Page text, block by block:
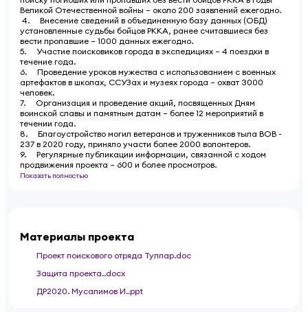
Великой Отечественной войны – около 200 заявлений ежегодно.
4. Внесение сведений в объединенную базу данных (ОБД)
установленные судьбы бойцов РККА, ранее считавшиеся без
вести пропавшие – 1000 данных ежегодно.
5. Участие поисковиков города в экспедициях – 4 поездки в
течение года.
6. Проведение уроков мужества с использованием с военных
артефактов в школах, ССУЗах и музеях города – охват 3000
человек.
7. Организация и проведение акций, посвященных Дням
воинской славы и памятным датам – более 12 мероприятий в
течении года.
8. Благоустройство могил ветеранов и труженников тыла ВОВ -
237 в 2020 году, приняло участи более 2000 волонтеров.
9. Регулярные публикации информации, связанной с ходом
продвижения проекта – 600 и более просмотров.
Показать полностью
Материалы проекта
Проект поискового отряда Тулпар.doc
Защита проекта..docx
ДР2020. Мусалимов И..ppt